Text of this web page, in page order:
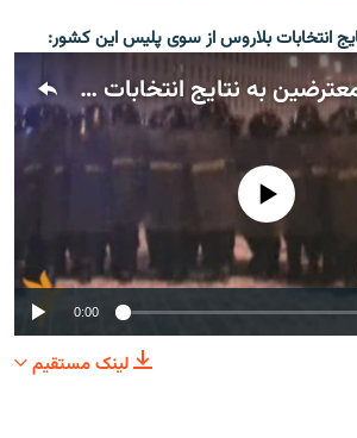
انتخابات بلاروس از سوی پلیس این کشور:
سرکوب شدید معترضین به نتایج انتخابات بلاروس
No media source currently
0:00
لینک مستقیم